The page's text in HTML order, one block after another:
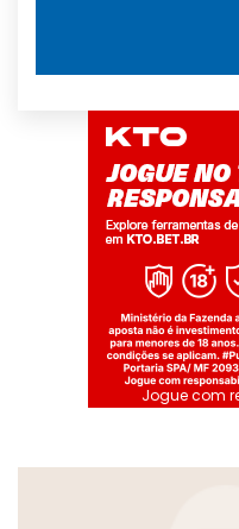
Jogue com